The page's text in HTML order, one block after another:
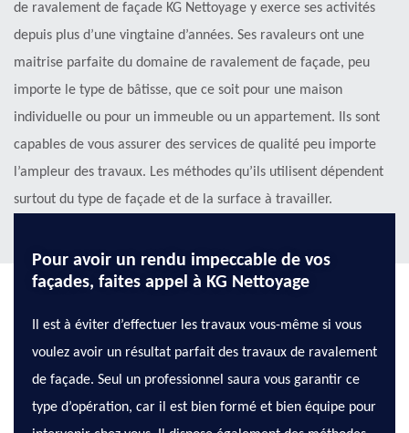
de ravalement de façade KG Nettoyage y exerce ses activités
depuis plus d’une vingtaine d’années. Ses ravaleurs ont une
maitrise parfaite du domaine de ravalement de façade, peu
importe le type de bâtisse, que ce soit pour une maison
individuelle ou pour un immeuble ou un appartement. Ils sont
capables de vous assurer des services de qualité peu importe
l’ampleur des travaux. Les méthodes qu’ils utilisent dépendent
surtout du type de façade et de la surface à travailler.
Pour avoir un rendu impeccable de vos
façades, faites appel à KG Nettoyage
Il est à éviter d’effectuer les travaux vous-même si vous
voulez avoir un résultat parfait des travaux de ravalement
de façade. Seul un professionnel saura vous garantir ce
type d’opération, car il est bien formé et bien équipe pour